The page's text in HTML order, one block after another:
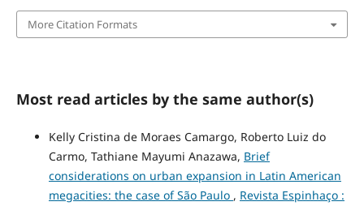
More Citation Formats
Most read articles by the same author(s)
Kelly Cristina de Moraes Camargo, Roberto Luiz do
Carmo, Tathiane Mayumi Anazawa, Brief
considerations on urban expansion in Latin American
megacities: the case of São Paulo , Revista Espinhaço :